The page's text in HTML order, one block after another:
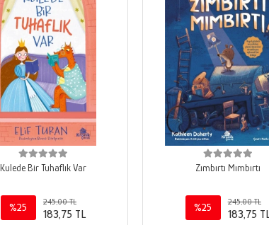
Kulede Bir Tuhaflık Var
%25
245,00 TL
183,75 TL
Zımbırtı Mımbırtı
%25
245,00 TL
183,75